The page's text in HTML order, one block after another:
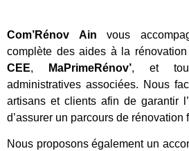
Com’Rénov Ain vous
complète des aides à la
CEE, MaPrimeRénov’, et
administratives associées. Nous
artisans et clients afin de garantir
d’assurer un parcours de rénovation
Nous proposons également un